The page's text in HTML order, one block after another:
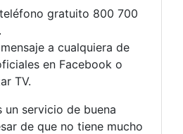
gratuito 800 700
a cualquiera de
en Facebook o
TV.
un servicio de buena
de que no tiene mucho